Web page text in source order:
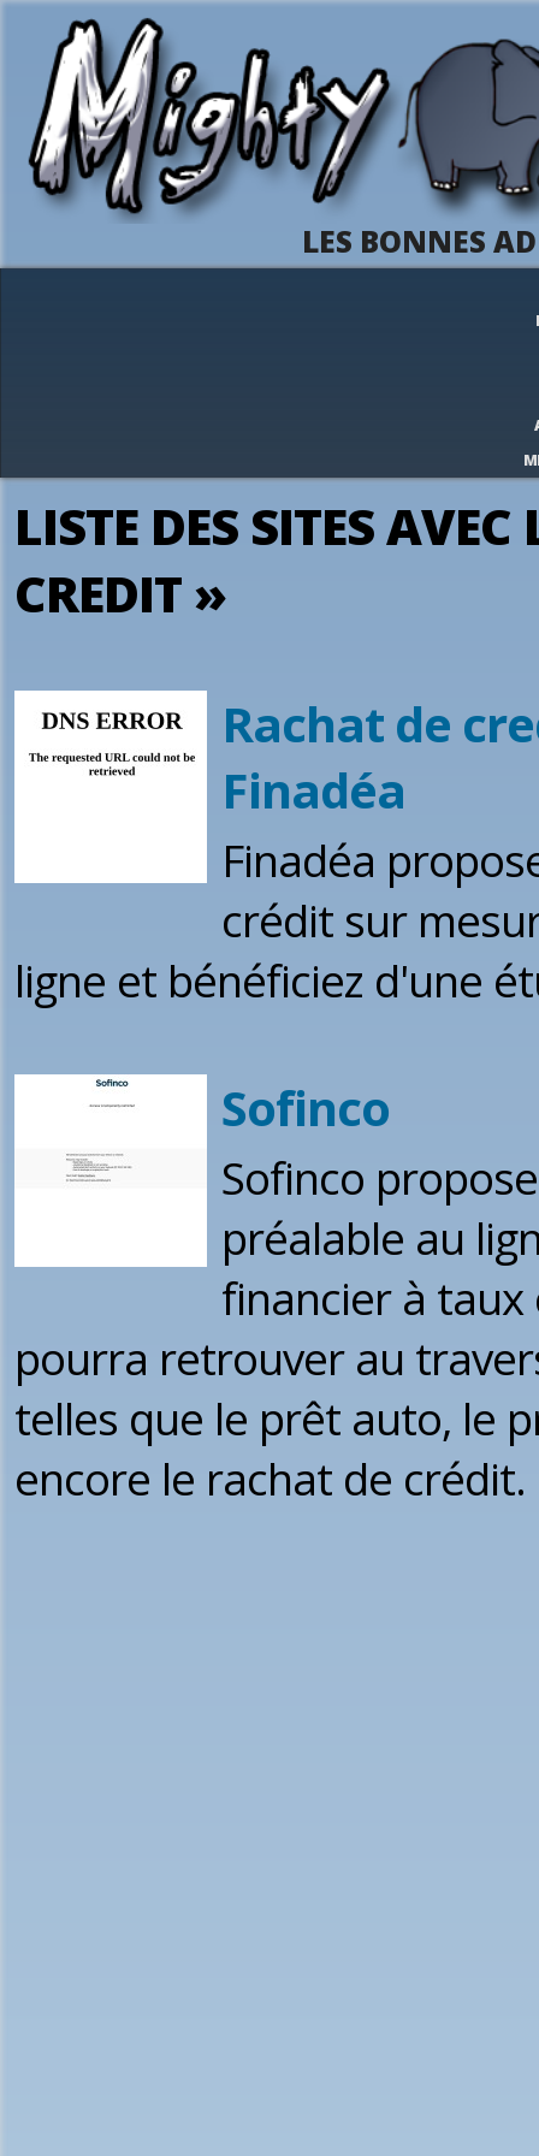
LES BONNES
LISTE DES SITES
CREDIT »
Rachat de
Finadéa
Finadéa
crédit sur
ligne et bénéficiez d'une
Sofinco
Sofinco
préalable au
financier à
pourra retrouver au
telles que le prêt auto, le
encore le rachat de crédit.